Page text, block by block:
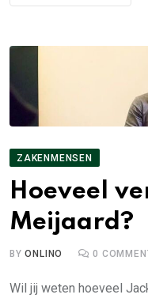
ZAKENMENSEN
Hoeveel
Meijaard?
BYONLINO 0
Wil jij weten hoeveel